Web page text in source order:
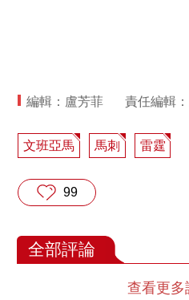
編輯：盧芳菲 責任編輯
文班亞馬 馬刺 雷霆
99
全部評論
查看更多